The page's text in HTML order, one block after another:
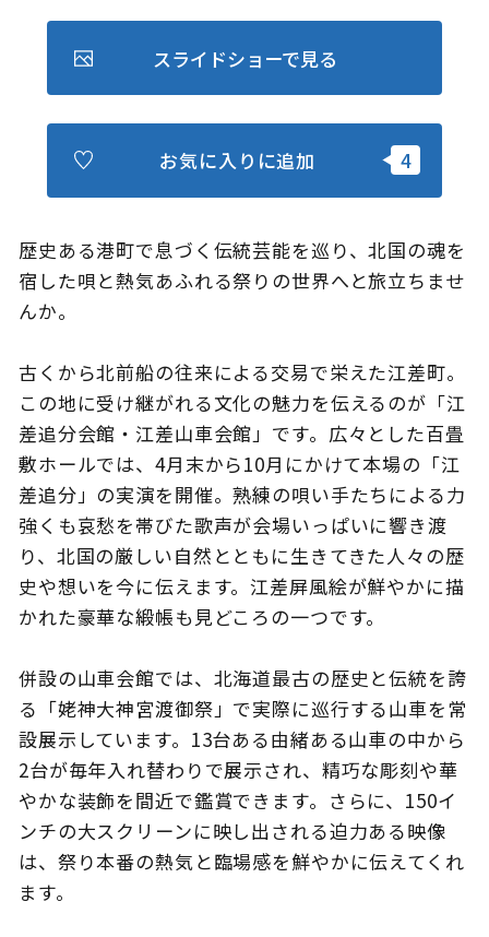
さっぽろ圏e旅ギフト
このサイトについて 観光資料
動画ライブラリー フォトライブラリー
お問い合わせ
Languages
歴史ある港町で息づく伝統芸能を巡り、北国の魂を
宿した唄と熱気あふれる祭りの世界へと旅立ちませ
んか。
古くから北前船の往来による交易で栄えた江差町。
この地に受け継がれる文化の魅力を伝えるのが「江
差追分会館・江差山車会館」です。広々とした百畳
敷ホールでは、4月末から10月にかけて本場の「江
差追分」の実演を開催。熟練の唄い手たちによる力
強くも哀愁を帯びた歌声が会場いっぱいに響き渡
り、北国の厳しい自然とともに生きてきた人々の歴
史や想いを今に伝えます。江差屏風絵が鮮やかに描
かれた豪華な緞帳も見どころの一つです。
併設の山車会館では、北海道最古の歴史と伝統を誇
る「姥神大神宮渡御祭」で実際に巡行する山車を常
設展示しています。13台ある由緒ある山車の中から
2台が毎年入れ替わりで展示され、精巧な彫刻や華
やかな装飾を間近で鑑賞できます。さらに、150イ
ンチの大スクリーンに映し出される迫力ある映像
は、祭り本番の熱気と臨場感を鮮やかに伝えてくれ
ます。
スライドショーで見る
お気に入りに追加